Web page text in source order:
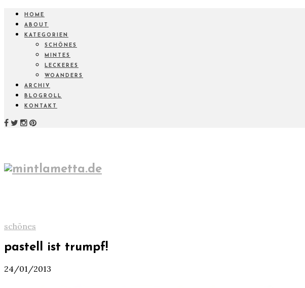
HOME
ABOUT
KATEGORIEN
SCHÖNES
MINTES
LECKERES
WOANDERS
ARCHIV
BLOGROLL
KONTAKT
schönes
pastell ist trumpf!
24/01/2013